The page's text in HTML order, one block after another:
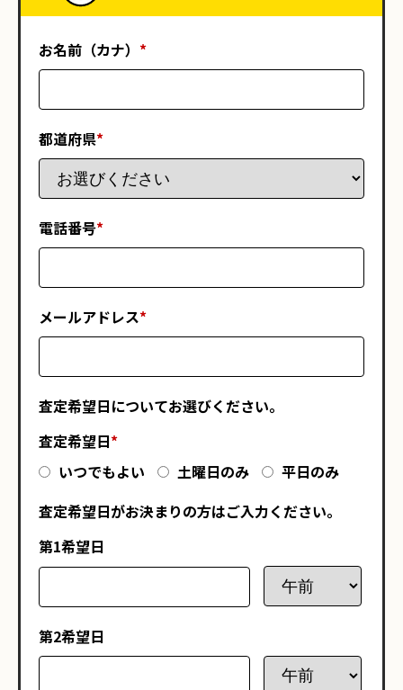
お名前（カナ） *
都道府県*
電話番号*
メールアドレス*
査定希望日についてお選びください。
査定希望日*
いつでもよい
土曜日のみ
平日のみ
査定希望日がお決まりの方はご入力ください。
第1希望日
第2希望日